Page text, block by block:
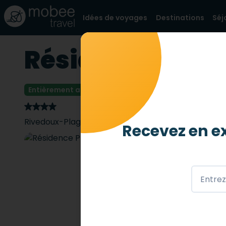
Idées de voyages Destinations
Résidence Rêve
Entièrement accessible / 4
Rivedoux-Plage Recevez en